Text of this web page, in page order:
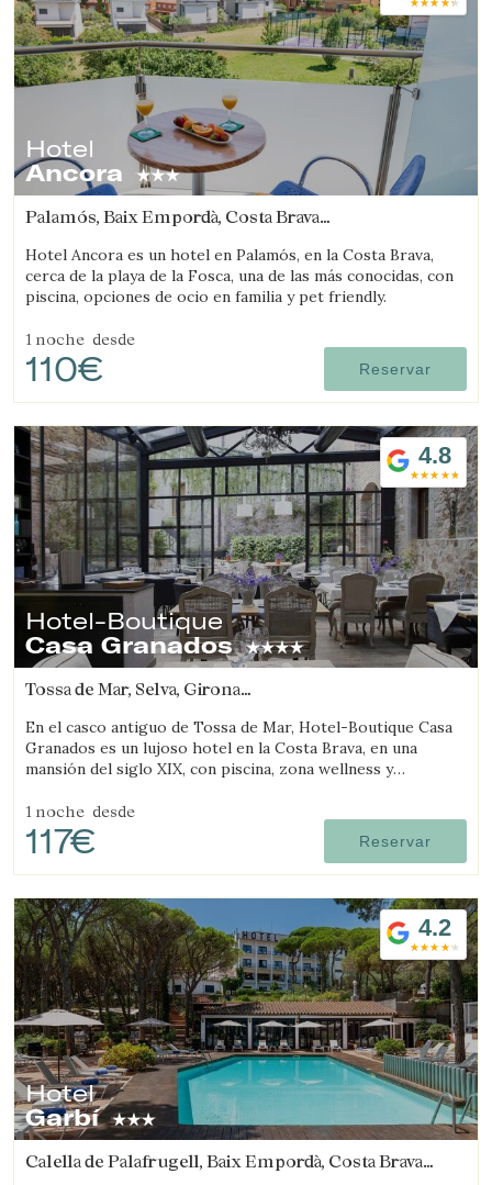
Hotel
Ancora
Palamós, Baix Empordà, Costa Brava
Hotel Ancora es un hotel en Palamós, en la Costa Brava,
cerca de la playa de la Fosca, una de las más conocidas, con
piscina, opciones de ocio en familia y pet friendly.
1 noche desde
110€ Reservar
4.8
Hotel-Boutique
Casa Granados
Tossa de Mar, Selva, Girona
En el casco antiguo de Tossa de Mar, Hotel-Boutique Casa
Granados es un lujoso hotel en la Costa Brava, en una
mansión del siglo XIX, con piscina, zona wellness y
1 noche desde
117€ Reservar
4.2
Hotel
Garbí
Calella de Palafrugell, Baix Empordà, Costa Brava